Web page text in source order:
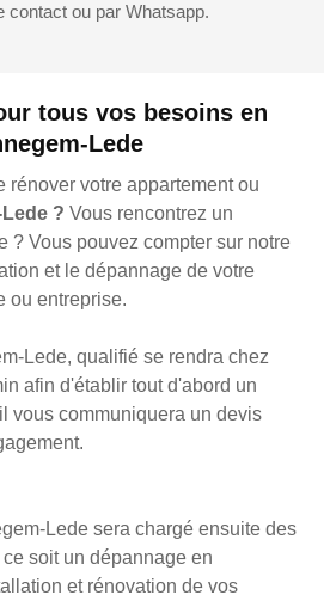
tous vos besoins en
Lede
rénover votre appartement ou
? Vous rencontrez un
? Vous pouvez compter sur notre
et le dépannage de votre
ou entreprise.
Lede, qualifié se rendra chez
afin d'établir tout d'abord un
vous communiquera un devis
Lede sera chargé ensuite des
soit un dépannage en
et rénovation de vos
contact ou par Whatsapp.